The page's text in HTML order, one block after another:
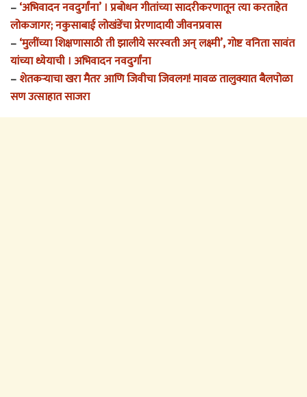
–‘अभिवादन नवदुर्गांना’ । प्रबोधन गीतांच्या सादरीकरणातून त्या करताहेत
लोकजागर; नकुसाबाई लोखंडेंचा प्रेरणादायी जीवनप्रवास
–‘मुलींच्या शिक्षणासाठी ती झालीये सरस्वती अन् लक्ष्मी’, गोष्ट वनिता सावंत
यांच्या ध्येयाची । अभिवादन नवदुर्गांना
–शेतकऱ्याचा खरा मैतर आणि जिवीचा जिवलग! मावळ तालुक्यात बैलपोळा
सण उत्साहात साजरा